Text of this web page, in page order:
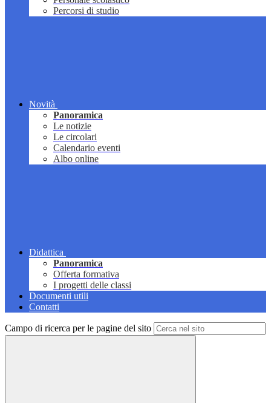
Percorsi di studio
Novità
Panoramica
Le notizie
Le circolari
Calendario eventi
Albo online
Didattica
Panoramica
Offerta formativa
I progetti delle classi
Documenti utili
Contatti
Campo di ricerca per le pagine del sito